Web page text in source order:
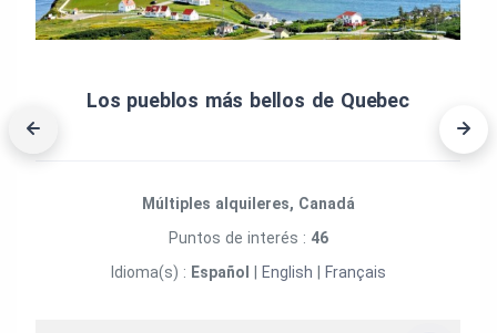
Los pueblos más bellos de Quebec
Múltiples alquileres, Canadá
Puntos de interés : 46
Idioma(s) : Español English Français